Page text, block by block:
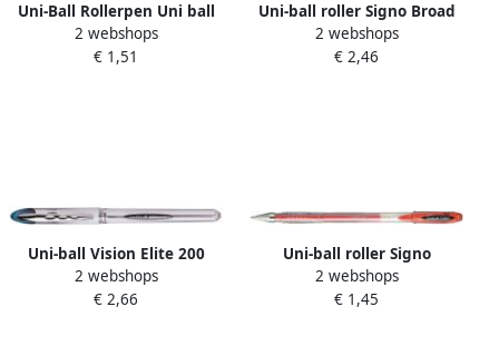
Uni-Ball Rollerpen Uni ball
Signo pastel wit 0.45mm
2 webshops
€ 1,51
Uni-ball roller Signo Broad
Creative brede punt goud
2 webshops
€ 2,46
Uni-ball Vision Elite 200
roller schrijfbreedte 0 6 mm
punt 0 8 mm blauw-zwart
2 webshops
€ 2,66
Uni-ball roller Signo
Fantastic Gel medium punt
rood
2 webshops
€ 1,45